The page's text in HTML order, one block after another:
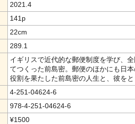
2021.4
141p
22cm
289.1
イギリスで近代的な郵便制度を学び、
てつくった前島密。郵便のほかにも日
役割を果たした前島密の人生と、彼を
4-251-04624-6
978-4-251-04624-6
¥1500